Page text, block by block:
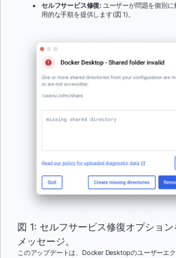
セルフサービス修復: ユーザーが問題を個別
用的な手順を提供します(図 1)。
図 1: セルフサービス修復オプショ
メッセージ。
このアップデートは、Docker Desktopのユーザーエ